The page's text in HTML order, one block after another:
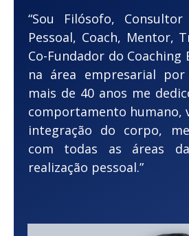
“Sou Filósofo,
Pessoal, Coach, Mentor,
Co-Fundador do Coaching
na área empresarial
mais de 40 anos me
comportamento humano,
integração do corpo,
com todas as áreas
realização pessoal.”